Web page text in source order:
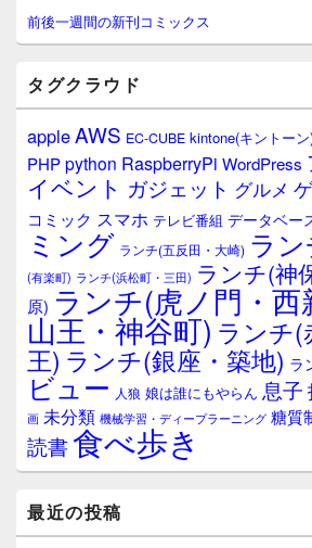
サ
イ
ウ
ィ
ジ
ェ
ア
前後一週間の新刊コミックス
タグクラウド
appleAWS EC-CUBE kintone(キントー
PHPpython RaspberryPi WordPress
イベント ガジェット グルメ
コミック スマホ テレビ番組 データベー
ミング ランチ(五反田・大崎) ラ
(有楽町) ランチ(浜松町・三田) ランチ(神
原) ランチ(虎ノ門・西
山王・神谷町) ランチ(
王) ランチ(銀座・築地) ラ
ビュー 人狼 娘は誰にもやらん 息子
画 未分類 機械学習・ディープラーニング 糖質
読書食べ歩き
最近の投稿